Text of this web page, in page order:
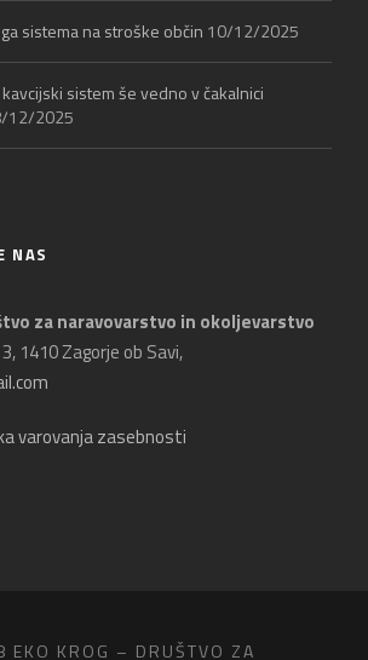
sistema na stroške občin 10/12/2025
sistem še vedno v čakalnici
12/2025
NAS
za naravovarstvo in okoljevarstvo
1410 Zagorje ob Savi,
varovanja zasebnosti
KROG – DRUŠTVO ZA